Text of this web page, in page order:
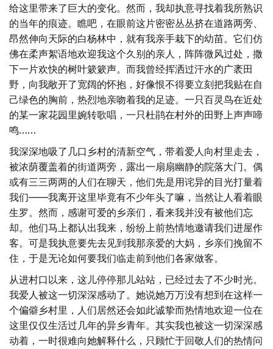
给这里带来了巨大的变化。然而，我却执意寻找着我所熟识
的当年的痕迹。瞧吧，在眼前这片密密丛丛挤在道路两旁、
昂然伸向天际的白杨林中，就有我亲手栽下的幼苗。它们仿
佛在柔声絮语地欢迎我这个久别的亲人，阵阵微风过处，撒
下一片欢快的树叶簌簌声。而我曾经挥洒过汗水的广袤田
野，向我敞开了宽阔的怀抱，好像恨不得要立刻把我贴在自
己绿色的胸前，热烈地亲吻着我的足迹。一只百灵鸟在近处
的某一家花园里婉转歌唱，一只杜鹃在村外的田野上声声啼
鸣……
我深深地吸了几口乡村的清新空气，带着爱人向村里走去，
被浓荫覆盖着的街道两旁，露出一扇扇幽静的院落大门。偶
或有三三两两的人们在聊天，他们先是用诧异的目光打量着
我们——我离开这里毕竟有不少年头了嘛，当然让人看着眼
生罗。然而，感谢可爱的乡亲们，看来我并没有被他们忘
却。他们马上都认出我来，纷纷上前热情地邀请我们进屋作
客。可是我执意要先去见到我那亲爱的大妈，乡亲们挽留不
住，于是无论如何要我们临走前到他们各家做客。
从进村口以来，这儿停停那儿站站，已经过去了不少时光。
我爱人被这一切深深感动了。她说她万万没有想到在这样一
个偏僻乡村里，人们居然还会如此诚挚而热情地欢迎一位在
这里仅仅生活过几年的异乡青年。其实我也被这一切深深感
动着，一时很难向她解释什么，只顾忙于回敬人们的热情问